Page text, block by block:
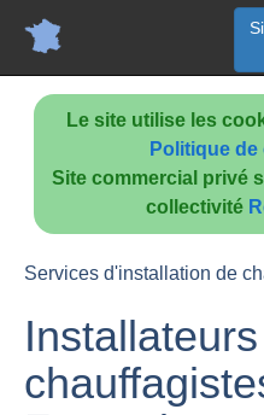
Le site utilise les
Politique
Site commercial privé
collectivité
Services d'installation de
Installateurs